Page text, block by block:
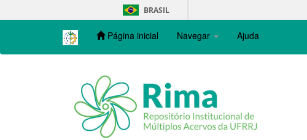
navigation
BRASIL
Página inicial Navegar Ajuda